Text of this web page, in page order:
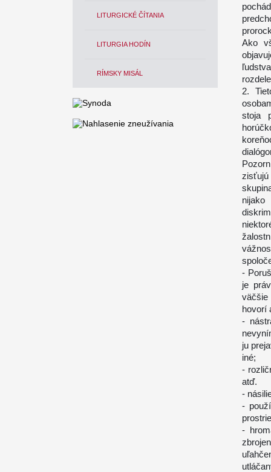
LITURGICKÉ ČÍTANIA
LITURGIA HODÍN
RÍMSKY MISÁL
Ako
2.
stoja
-
je
hovorí
-
ju
iné;
-
atď.
-
-
-